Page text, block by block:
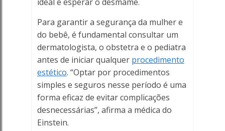
Para garantir a segurança da mulher e
do bebê, é fundamental consultar um
dermatologista, o obstetra e o pediatra
antes de iniciar qualquer procedimento
estético. “Optar por procedimentos
simples e seguros nesse período é uma
forma eficaz de evitar complicações
desnecessárias”, afirma a médica do
Einstein.